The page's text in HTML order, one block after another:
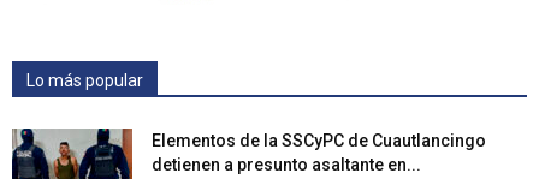
Lo más popular
Elementos de la SSCyPC de Cuautlancingo
detienen a presunto asaltante en...